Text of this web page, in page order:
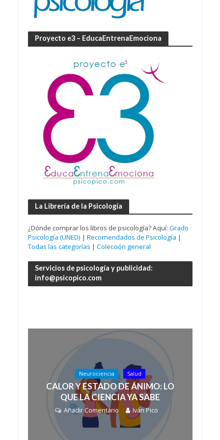
Proyecto e3 – EducaEntrenaEmociona
La Librería de la Psicología
¿Dónde comprar los libros de psicología? Aquí: Grado
Psicología (UNED) | Recomendados de Psicología |
Todas las categorías | Colección general
Servicios de psicología y publicidad:
info@psicopico.com
Neurociencia Salud
CALOR Y ESTADO DE ÁNIMO: LO
QUE LA CIENCIA YA SABE
Añadir Comentario Iván Pico